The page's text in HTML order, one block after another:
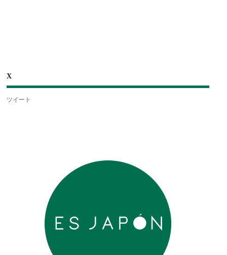
X
ツイート